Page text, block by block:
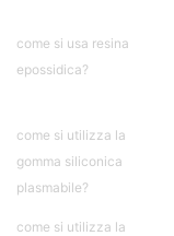
come si usa resina
epossidica?
come si utilizza la
gomma siliconica
plasmabile?
come si utilizza la